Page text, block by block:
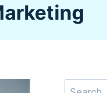
Search